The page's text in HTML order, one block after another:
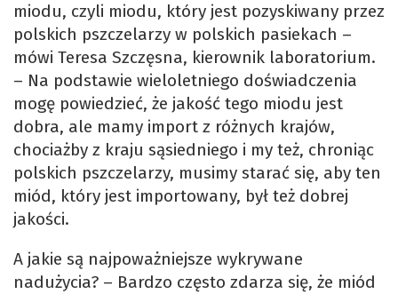
miodu, czyli miodu, który jest pozyskiwany przez
polskich pszczelarzy w polskich pasiekach –
mówi Teresa Szczęsna, kierownik laboratorium.
– Na podstawie wieloletniego doświadczenia
mogę powiedzieć, że jakość tego miodu jest
dobra, ale mamy import z różnych krajów,
chociażby z kraju sąsiedniego i my też, chroniąc
polskich pszczelarzy, musimy starać się, aby ten
miód, który jest importowany, był też dobrej
jakości.
A jakie są najpoważniejsze wykrywane
nadużycia? – Bardzo często zdarza się, że miód